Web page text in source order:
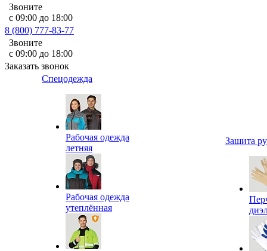
Звоните
с 09:00 до 18:00
8 (800) 777-83-77
Звоните
с 09:00 до 18:00
Заказать звонок
Спецодежда
Рабочая одежда
летняя
Рабочая одежда
утеплённая
Защита